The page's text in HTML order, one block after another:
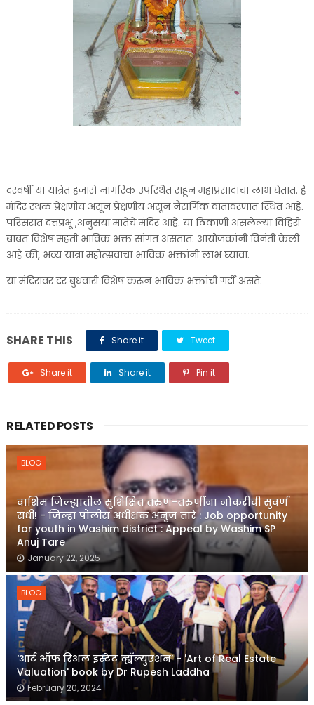
दरवर्षी या यात्रेत हजारो नागरिक उपस्थित राहून महाप्रसादाचा लाभ घेतात. हे
मंदिर स्थळ प्रेक्षणीय असून प्रेक्षणीय असून नैसर्गिक वातावरणात स्थित आहे.
परिसरात दत्तप्रभू ,अनुसया मातेचे मंदिर आहे. या ठिकाणी असलेल्या विहिरी
बाबत विशेष महती भाविक भक्त सांगत असतात. आयोजकांनी विनंती केली
आहे की, भव्य यात्रा महोत्सवाचा भाविक भक्तांनी लाभ घ्यावा.
या मंदिरावर दर बुधवारी विशेष करून भाविक भक्तांची गर्दी असते.
SHARE THIS Share it Tweet
Share it Share it Pin it
RELATED POSTS
BLOG
वाशिम जिल्ह्यातील सुशिक्षित तरुण-तरुणींना नोकरीची सुवर्ण
संधी! - जिल्हा पोलीस अधीक्षक अनुज तारे : Job opportunity
for youth in Washim district : Appeal by Washim SP
Anuj Tare
January 22, 2025
BLOG
‘आर्ट ऑफ रिअल इस्टेट व्ह्यॅल्युएशन’ - 'Art of Real Estate
Valuation' book by Dr Rupesh Laddha
February 20, 2024